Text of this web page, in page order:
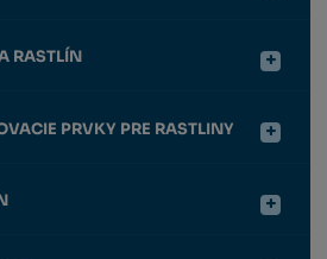
RASTLÍN
PRVKY PRE RASTLINY